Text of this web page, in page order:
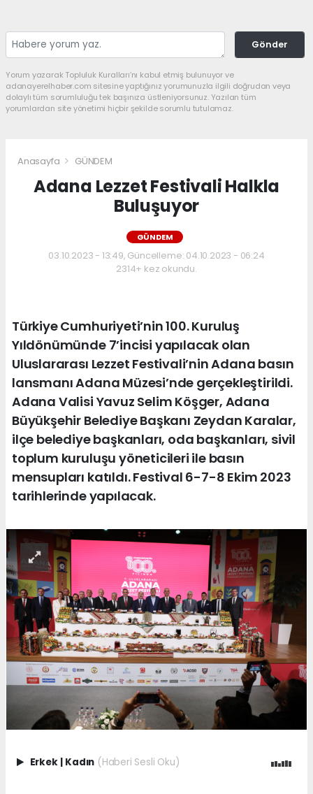
Gönder
Yorum yazarak Topluluk Kuralları’nı kabul etmiş bulunuyor ve
adanayerelhaber.com sitesine yaptığınız yorumunuzla ilgili doğrudan veya
dolaylı tüm sorumluluğu tek başınıza üstleniyorsunuz. Yazılan tüm
yorumlardan site yönetimi hiçbir şekilde sorumlu tutulamaz.
Anasayfa GÜNDEM
Adana Lezzet Festivali Halkla
Buluşuyor
GÜNDEM
03.10.2023 - 13:49, Güncelleme: 04.10.2023 - 06:24
2314+ kez okundu.
Türkiye Cumhuriyeti’nin 100. Kuruluş
Yıldönümünde 7’incisi yapılacak olan
Uluslararası Lezzet Festivali’nin Adana basın
lansmanı Adana Müzesi’nde gerçekleştirildi.
Adana Valisi Yavuz Selim Köşger, Adana
Büyükşehir Belediye Başkanı Zeydan Karalar,
ilçe belediye başkanları, oda başkanları, sivil
toplum kuruluşu yöneticileri ile basın
mensupları katıldı. Festival 6-7-8 Ekim 2023
tarihlerinde yapılacak.
Erkek | Kadın (Haberi Sesli Oku)